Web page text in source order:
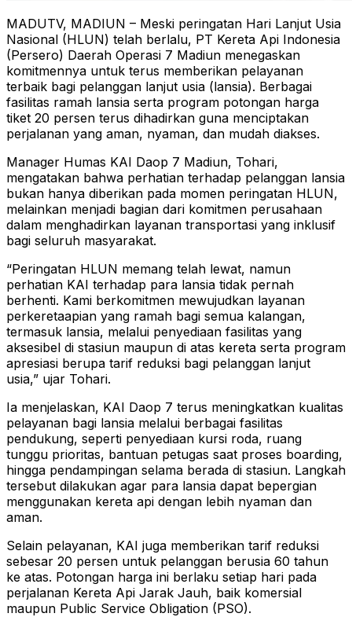
MADUTV, MADIUN – Meski peringatan Hari Lanjut Usia
Nasional (HLUN) telah berlalu, PT Kereta Api Indonesia
(Persero) Daerah Operasi 7 Madiun menegaskan
komitmennya untuk terus memberikan pelayanan
terbaik bagi pelanggan lanjut usia (lansia). Berbagai
fasilitas ramah lansia serta program potongan harga
tiket 20 persen terus dihadirkan guna menciptakan
perjalanan yang aman, nyaman, dan mudah diakses.
Manager Humas KAI Daop 7 Madiun, Tohari,
mengatakan bahwa perhatian terhadap pelanggan lansia
bukan hanya diberikan pada momen peringatan HLUN,
melainkan menjadi bagian dari komitmen perusahaan
dalam menghadirkan layanan transportasi yang inklusif
bagi seluruh masyarakat.
“Peringatan HLUN memang telah lewat, namun
perhatian KAI terhadap para lansia tidak pernah
berhenti. Kami berkomitmen mewujudkan layanan
perkeretaapian yang ramah bagi semua kalangan,
termasuk lansia, melalui penyediaan fasilitas yang
aksesibel di stasiun maupun di atas kereta serta program
apresiasi berupa tarif reduksi bagi pelanggan lanjut
usia,” ujar Tohari.
Ia menjelaskan, KAI Daop 7 terus meningkatkan kualitas
pelayanan bagi lansia melalui berbagai fasilitas
pendukung, seperti penyediaan kursi roda, ruang
tunggu prioritas, bantuan petugas saat proses boarding,
hingga pendampingan selama berada di stasiun. Langkah
tersebut dilakukan agar para lansia dapat bepergian
menggunakan kereta api dengan lebih nyaman dan
aman.
Selain pelayanan, KAI juga memberikan tarif reduksi
sebesar 20 persen untuk pelanggan berusia 60 tahun
ke atas. Potongan harga ini berlaku setiap hari pada
perjalanan Kereta Api Jarak Jauh, baik komersial
maupun Public Service Obligation (PSO).